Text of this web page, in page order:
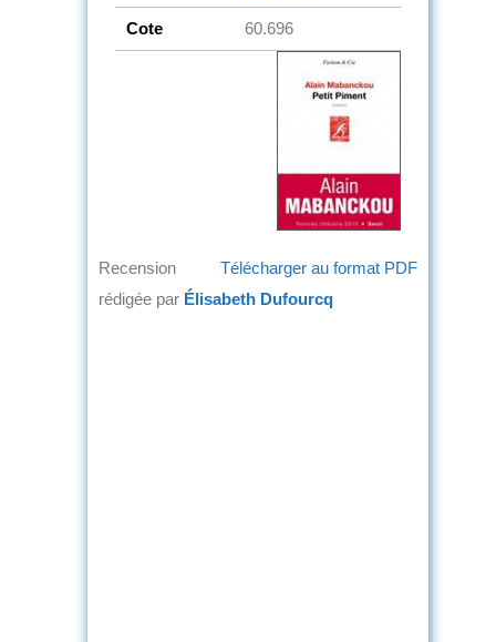
Cote 60.696
Télécharger au format PDF
Recension
rédigée par Élisabeth Dufourcq